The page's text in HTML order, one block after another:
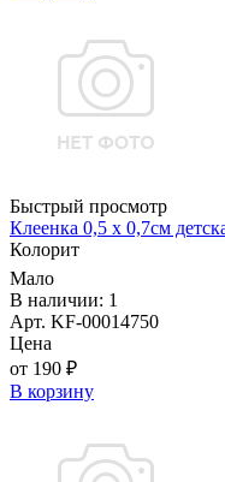
Быстрый просмотр
Клеенка 0,5 х 0,7см
Колорит
Мало
В наличии: 1
Арт. KF-00014750
Цена
от 190 ₽
В корзину